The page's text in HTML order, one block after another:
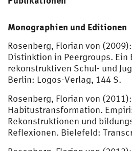
Monographien und Editionen
Rosenberg, Florian von
Distinktion in Peergroups. Ein
rekonstruktiven Schul- und
Berlin: Logos-Verlag, 144 S.
Rosenberg, Florian von
Habitustransformation.
Rekonstruktionen und
Reflexionen. Bielefeld: